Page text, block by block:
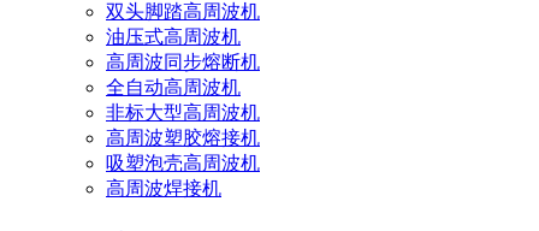
双头脚踏高周波机
油压式高周波机
高周波同步熔断机
全自动高周波机
非标大型高周波机
高周波塑胶熔接机
吸塑泡壳高周波机
高周波焊接机